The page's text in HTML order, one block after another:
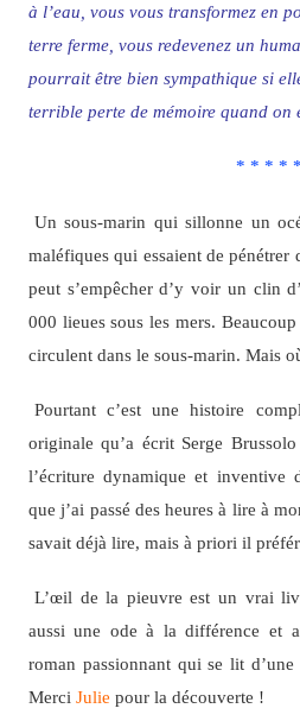
à l’eau, vous vous transformez en
terre ferme, vous redevenez un
pourrait être bien sympathique si
terrible perte de mémoire quand on
* * * * *
Un sous-marin qui sillonne un
maléfiques qui essaient de
peut s’empêcher d’y voir un clin
000 lieues sous les mers.
circulent dans le sous-marin. Mais
Pourtant c’est une histoire
originale qu’a écrit Serge
l’écriture dynamique et inventive
que j’ai passé des heures à lire à
savait déjà lire, mais à priori il
L’œil de la pieuvre est un vrai
aussi une ode à la différence et
roman passionnant qui se lit
Merci Julie pour la découverte !